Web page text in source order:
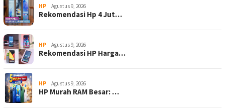
HP Agustus 9, 2026
Rekomendasi Hp 4 Jut…
HP Agustus 9, 2026
Rekomendasi HP Harga…
HP Agustus 9, 2026
HP Murah RAM Besar: …